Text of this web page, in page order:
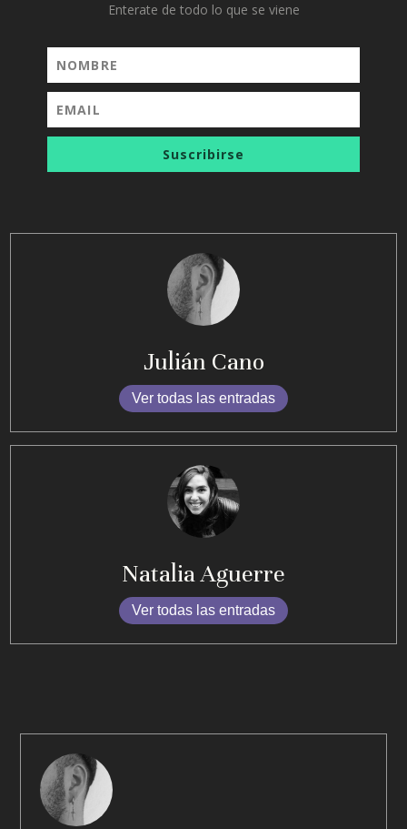
Enterate de todo lo que se viene
Suscribirse
Julián Cano
Ver todas las entradas
Natalia Aguerre
Ver todas las entradas